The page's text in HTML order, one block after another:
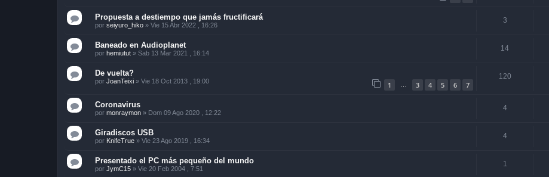
Propuesta a destiempo que jamás fructificará
por seiyuro_hiko » Vie 15 Abr 2022 , 16:26
3
Baneado en Audioplanet
por hemiutut » Sab 13 Mar 2021 , 16:14
14
De vuelta?
por JoanTeixi » Vie 18 Oct 2013 , 19:00 1 … 3 4 5 6 7
120
Coronavirus
por monraymon » Dom 09 Ago 2020 , 12:22
4
Giradiscos USB
por KnifeTrue » Vie 23 Ago 2019 , 16:34
4
Presentado el PC más pequeño del mundo
por JymC15 » Vie 20 Feb 2004 , 7:51
1